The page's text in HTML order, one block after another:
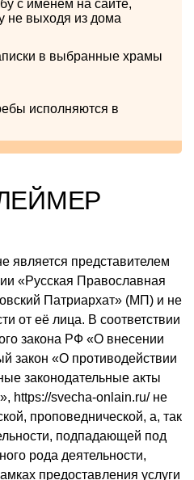
с именем на сайте,
не выходя из дома
в выбранные храмы
исполняются в
является представителем
«Русская Православная
Патриархат» (МП) и не
от её лица. В соответствии
закона РФ «О внесении
закон «О противодействии
законодательные акты
https://svecha-onlain.ru/ не
проповеднической, а, так
подпадающей под
рода деятельности,
предоставления услуги